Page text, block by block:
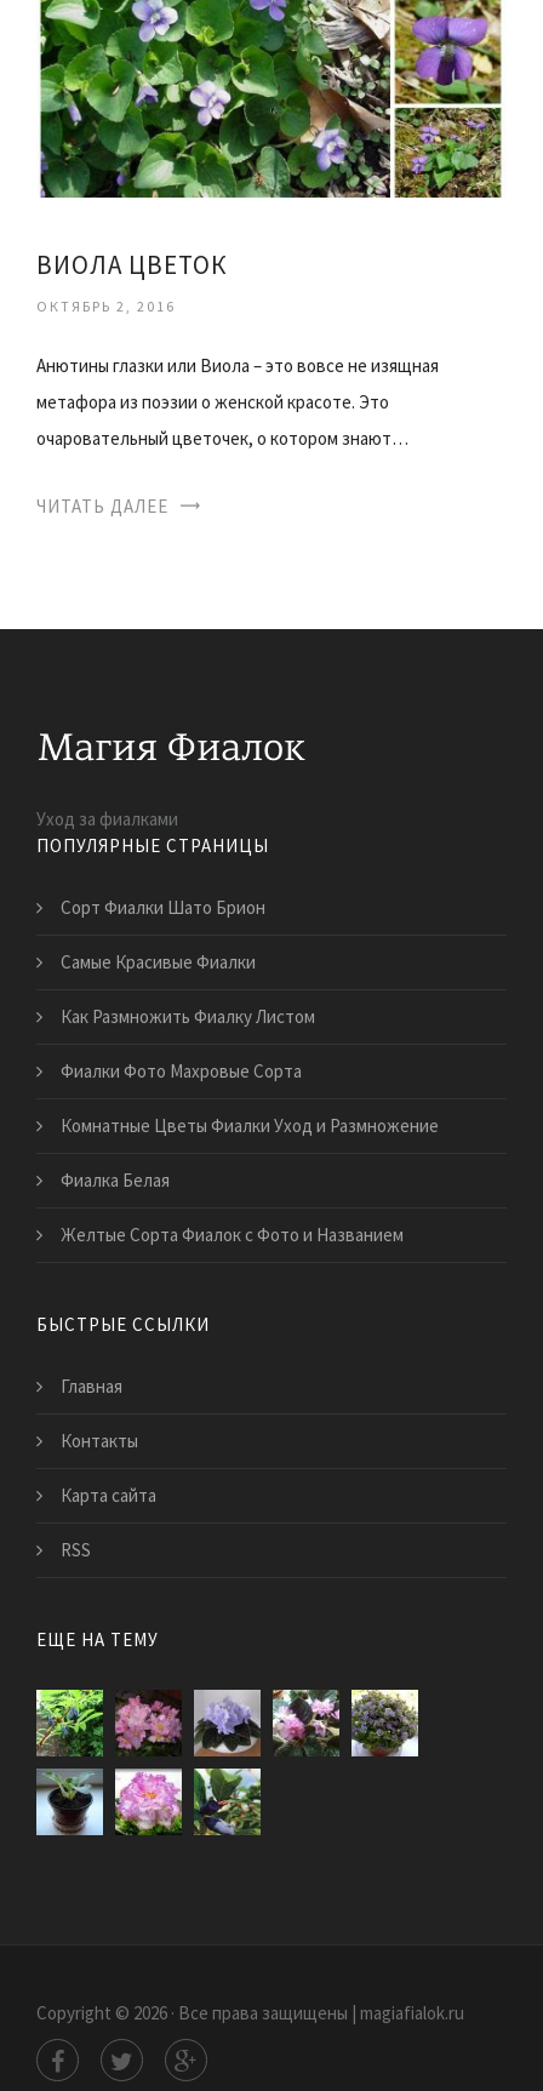
ВИОЛА ЦВЕТОК
ОКТЯБРЬ 2, 2016
Анютины глазки или Виола – это вовсе не изящная
метафора из поэзии о женской красоте. Это
очаровательный цветочек, о котором знают…
ЧИТАТЬ ДАЛЕЕ
Уход за фиалками
ПОПУЛЯРНЫЕ СТРАНИЦЫ
Сорт Фиалки Шато Брион
Самые Красивые Фиалки
Как Размножить Фиалку Листом
Фиалки Фото Махровые Сорта
Комнатные Цветы Фиалки Уход и Размножение
Фиалка Белая
Желтые Сорта Фиалок с Фото и Названием
БЫСТРЫЕ ССЫЛКИ
Главная
Контакты
Карта сайта
RSS
ЕЩЕ НА ТЕМУ
Copyright © 2026 · Все права защищены | magiafialok.ru